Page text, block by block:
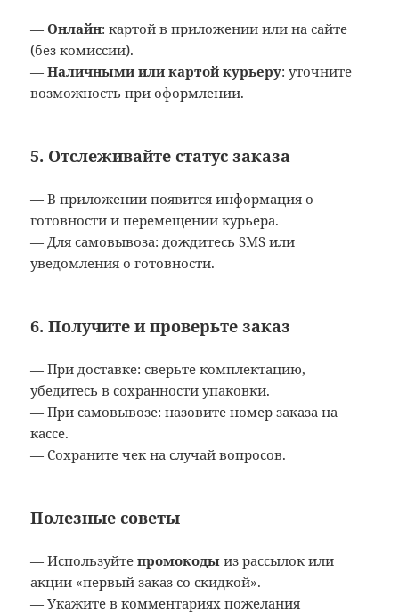
—Онлайн: картой в приложении или на сайте
(без комиссии).
—Наличными или картой курьеру: уточните
возможность при оформлении.
5. Отслеживайте статус заказа
— В приложении появится информация о
готовности и перемещении курьера.
— Для самовывоза: дождитесь SMS или
уведомления о готовности.
6.Получите и проверьте заказ
— При доставке: сверьте комплектацию,
убедитесь в сохранности упаковки.
— При самовывозе: назовите номер заказа на
кассе.
— Сохраните чек на случай вопросов.
Полезные советы
— Используйтепромокоды из рассылок или
акции «первый заказ со скидкой».
— Укажите в комментариях пожелания